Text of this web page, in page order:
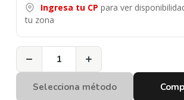
Ingresa tu CP para ver
tu zona
− +
Selecciona método